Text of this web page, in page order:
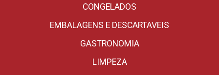
CONGELADOS
EMBALAGENS E DESCARTAVEIS
GASTRONOMIA
LIMPEZA